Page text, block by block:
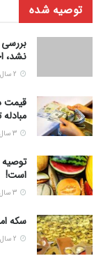
توصیه شده
بررسی
نشد،
است!
سکه